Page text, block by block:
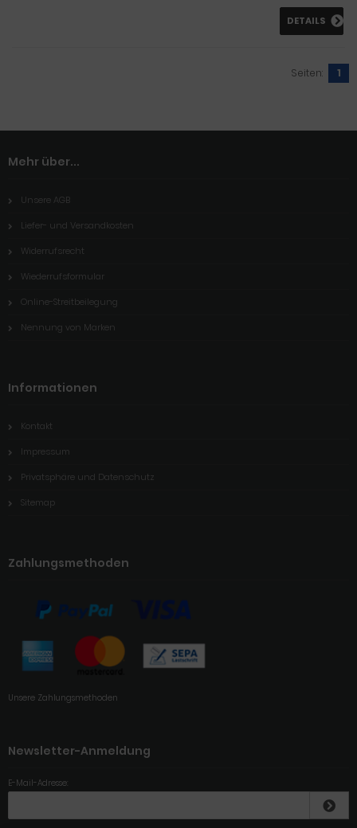
DETAILS
Seiten: 1
Mehr über...
Unsere AGB
Liefer- und Versandkosten
Widerrufsrecht
Wiederrufsformular
Online-Streitbeilegung
Nennung von Marken
Informationen
Kontakt
Impressum
Privatsphäre und Datenschutz
Sitemap
Zahlungsmethoden
Unsere Zahlungsmethoden
Newsletter-Anmeldung
E-Mail-Adresse: